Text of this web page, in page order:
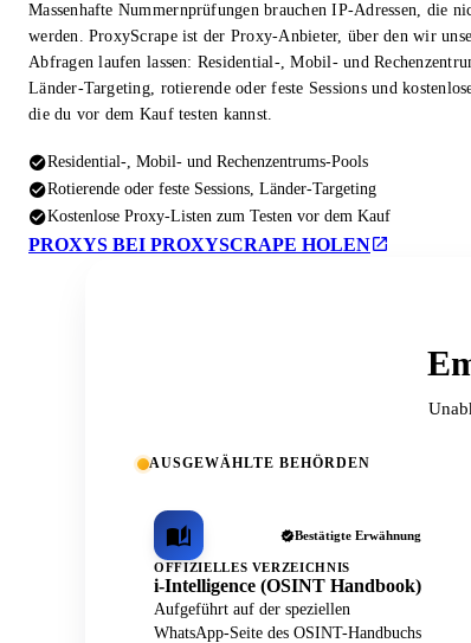
Massenhafte Nummernprüfungen brauchen IP-Adressen, die
werden. ProxyScrape ist der Proxy-Anbieter, über den wir
Abfragen laufen lassen: Residential-, Mobil- und
Länder-Targeting, rotierende oder feste Sessions und
die du vor dem Kauf testen kannst.
Residential-, Mobil- und Rechenzentrums-Pools
Rotierende oder feste Sessions, Länder-Targeting
Kostenlose Proxy-Listen zum Testen vor dem Kauf
PROXYS BEI PROXYSCRAPE HOLEN
AUSGEWÄHLTE BEHÖRDEN
Bestätigte Erwähnung
OFFIZIELLES VERZEICHNIS
i-Intelligence (OSINT Handbook)
Aufgeführt auf der speziellen
WhatsApp-Seite des OSINT-Handbuchs